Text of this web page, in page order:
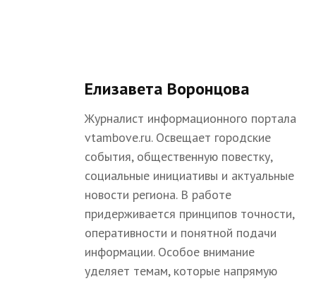
Елизавета Воронцова
Журналист информационного портала
vtambove.ru. Освещает городские
события, общественную повестку,
социальные инициативы и актуальные
новости региона. В работе
придерживается принципов точности,
оперативности и понятной подачи
информации. Особое внимание
уделяет темам, которые напрямую